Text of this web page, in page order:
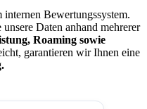
Bewertungssystem.
Daten anhand mehrerer
Roaming sowie
garantieren wir Ihnen eine